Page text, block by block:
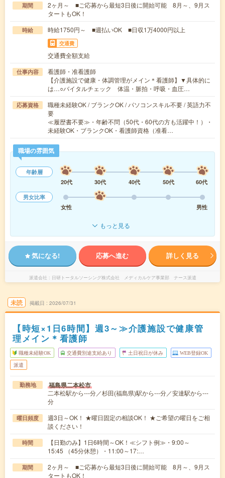
期間
2ヶ月～ ■ご応募から最短3日後に開始可能 8月～、9月ス
タートもOK！
時給 時給1750円～ ■週払いOK ■日収1万4000円以上
交通費
交通費全額支給
仕事内容
看護師・准看護師
【介護施設で健康・体調管理がメイン＊看護師】▼具体的に
は…○バイタルチェック 体温・脈拍・呼吸・血圧…
応募資格
職種未経験OK / ブランクOK / パソコンスキル不要 / 英語力不
要
≪履歴書不要≫・年齢不問（50代・60代の方も活躍中！）・
未経験OK・ブランクOK・看護師資格（准看…
職場の雰囲気
年齢層
20代
30代 40代 50代
60代
男女比率
女性
男性
もっと見る
気になる! 応募へ進む 詳しく見る
派遣会社 日研トータルソーシング株式会社 メディカルケア事業部 ナース派遣
未読 掲載日 2026/07/31
【時短×1日6時間】週3～≫介護施設で健康管
理メイン＊看護師
職種未経験OK 交通費別途支給あり 土日祝日が休み WEB登録OK
派遣
勤務地 福島県二本松市
二本松駅から---分／杉田(福島県)駅から---分／安達駅から---
分
曜日頻度
週3日～OK！ ★曜日固定の相談OK！ ★ご希望の曜日をご相
談ください！
時間
【日勤のみ】1日6時間～OK！≪シフト例≫・9:00～
15:45 （45分休憩）・11:00～17:…
期間
2ヶ月～ ■ご応募から最短3日後に開始可能 8月～、9月ス
タートもOK！